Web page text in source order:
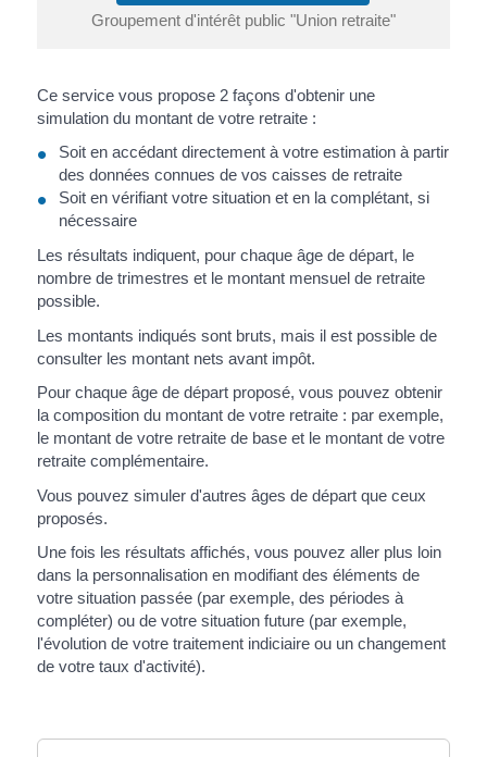
Groupement d'intérêt public "Union retraite"
Ce service vous propose 2 façons d'obtenir une
simulation du montant de votre retraite :
Soit en accédant directement à votre estimation à partir
des données connues de vos caisses de retraite
Soit en vérifiant votre situation et en la complétant, si
nécessaire
Les résultats indiquent, pour chaque âge de départ, le
nombre de trimestres et le montant mensuel de retraite
possible.
Les montants indiqués sont bruts, mais il est possible de
consulter les montant nets avant impôt.
Pour chaque âge de départ proposé, vous pouvez obtenir
la composition du montant de votre retraite : par exemple,
le montant de votre retraite de base et le montant de votre
retraite complémentaire.
Vous pouvez simuler d'autres âges de départ que ceux
proposés.
Une fois les résultats affichés, vous pouvez aller plus loin
dans la personnalisation en modifiant des éléments de
votre situation passée (par exemple, des périodes à
compléter) ou de votre situation future (par exemple,
l'évolution de votre traitement indiciaire ou un changement
de votre taux d'activité).